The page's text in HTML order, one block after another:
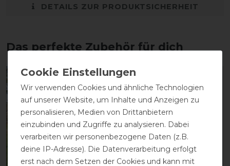
DETAILS ZUR PRODUKTSICHERHEIT
Das perfekte Zubehör für dich
-13% -13%
Wir verwenden Cookies und ähnliche Technologien
auf unserer Website, um Inhalte und Anzeigen zu
personalisieren, Medien von Drittanbietern
einzubinden und Zugriffe zu analysieren. Dabei
verarbeiten wir personenbezogene Daten (z.B.
deine IP-Adresse). Die Datenverarbeitung erfolgt
erst nach dem Setzen der Cookies und kann mit